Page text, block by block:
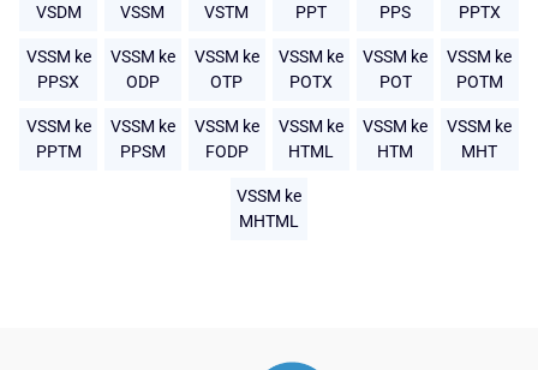
VSDM
VSSM
VSTM
PPT
PPS
PPTX
VSSM ke
PPSX
VSSM ke
ODP
VSSM ke
OTP
VSSM ke
POTX
VSSM ke
POT
VSSM ke
POTM
VSSM ke
PPTM
VSSM ke
PPSM
VSSM ke
FODP
VSSM ke
HTML
VSSM ke
HTM
VSSM ke
MHT
VSSM ke
MHTML